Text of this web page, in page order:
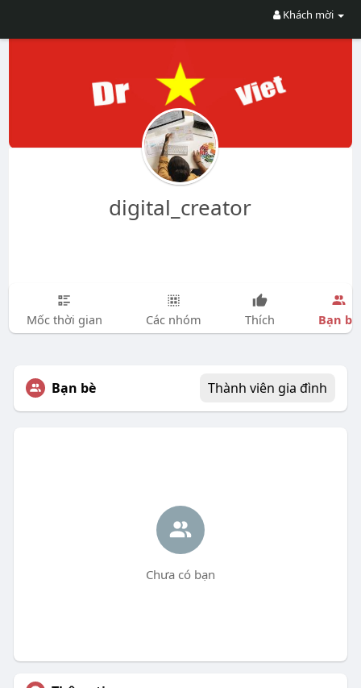
Khách mời
digital_creator
Mốc thời gian Các nhóm Thích Bạn bè
Bạn bè Thành viên gia đình
Chưa có bạn